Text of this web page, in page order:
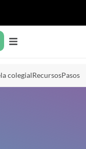
colegialRecursosPasos